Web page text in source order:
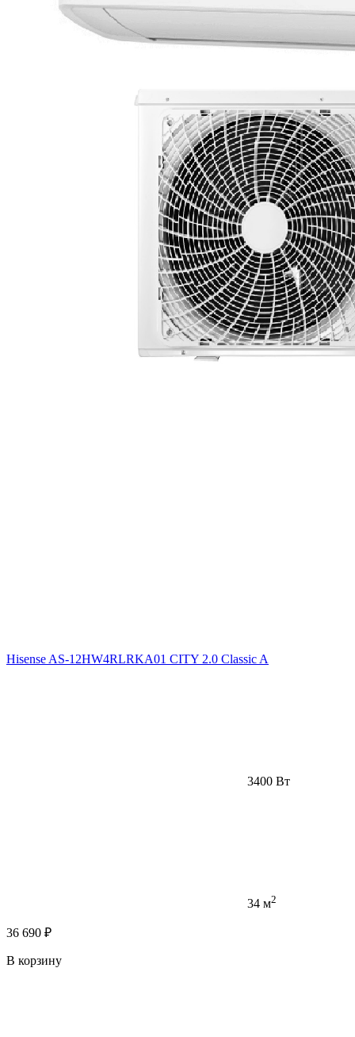
Hisense AS-12HW4RLRKA01 CITY 2.0 Classic A
3400 Вт
34 м2
36 690 ₽
В корзину